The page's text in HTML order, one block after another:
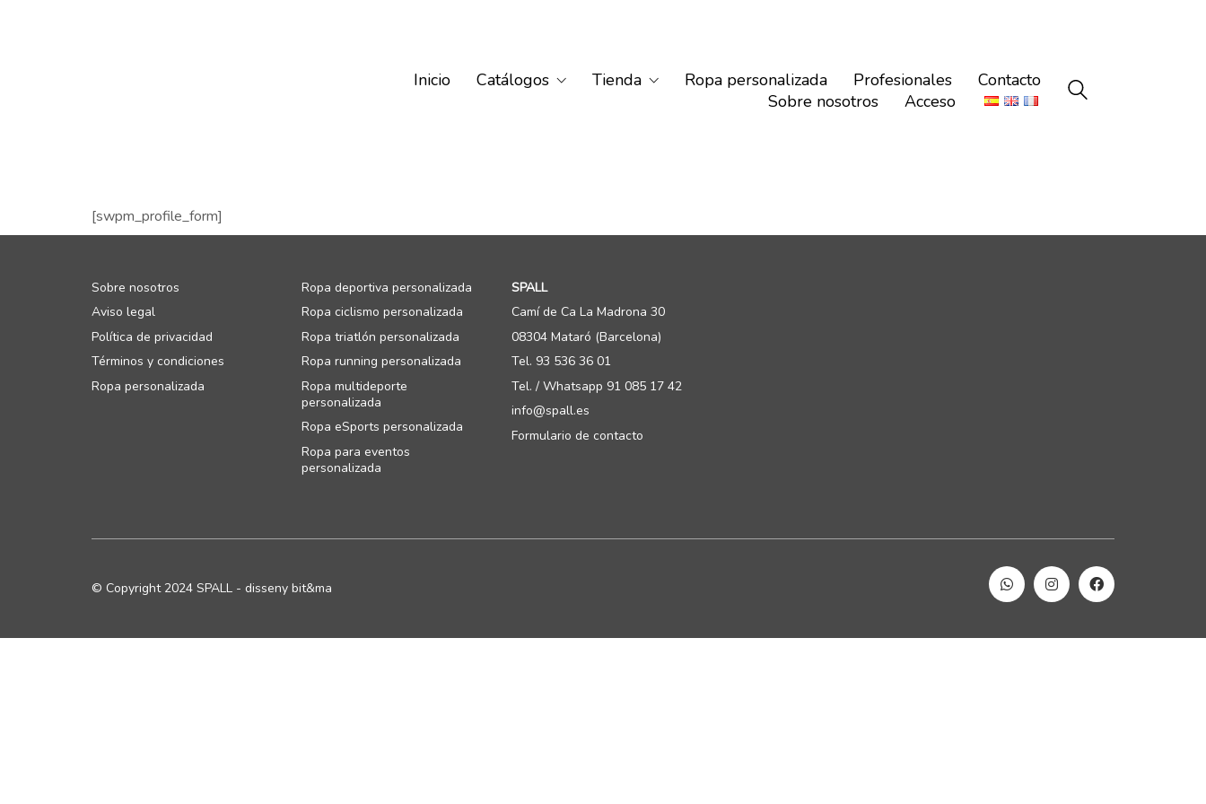
Inicio Catálogos Tienda Ropa personalizada Profesionales
Contacto
Sobre nosotros
Acceso
[swpm_profile_form]
Sobre nosotros
Aviso legal
Política de privacidad
Términos y condiciones
Ropa personalizada
Ropa deportiva personalizada
Ropa ciclismo personalizada
Ropa triatlón personalizada
Ropa running personalizada
Ropa multideporte
personalizada
Ropa eSports personalizada
Ropa para eventos
personalizada
SPALL
Camí de Ca La Madrona 30
08304 Mataró (Barcelona)
Tel. 93 536 36 01
Tel. / Whatsapp 91 085 17 42
info@spall.es
Formulario de contacto
© Copyright 2024 SPALL - disseny bit&ma